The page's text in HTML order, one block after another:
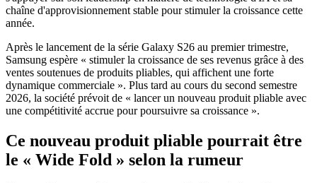
chaîne d'approvisionnement stable pour stimuler la croissance cette
année.
Après le lancement de la série Galaxy S26 au premier trimestre,
Samsung espère « stimuler la croissance de ses revenus grâce à des
ventes soutenues de produits pliables, qui affichent une forte
dynamique commerciale ». Plus tard au cours du second semestre
2026, la société prévoit de « lancer un nouveau produit pliable avec
une compétitivité accrue pour poursuivre sa croissance ».
Ce nouveau produit pliable pourrait être
le « Wide Fold » selon la rumeur